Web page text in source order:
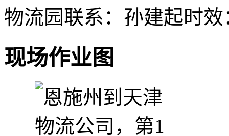
物流园联系：孙建起时
现场作业图